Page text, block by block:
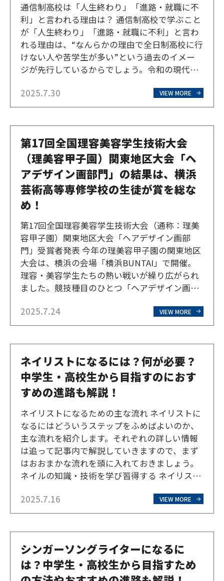
通信制高校は「人生終わり」「進路・就職に不
利」と言われる理由は？ 通信制高校で学ぶこと
が「人生終わり」「進路・就職に不利」と言わ
れる理由は、“なんらかの理由で全日制高校に行
けない人や苦学生が多い”という過去のイメー
ジが先行しているからでしょう。令和の現代で
大きく変わってきています。マイナスのイメー
ジを持つ理由はなぜなのか、また、実際はどう
2025.7.30 VIEW MORE
第17回全国理容美容学生技術大会
（理美容甲子園）関東地区大会「ヘ
アデザイン画部門」の結果は、横浜
芸術高等専修学校の生徒が賞を総な
め！
第17回全国理容美容学生技術大会（通称：理美
容甲子園）関東地区大会「ヘアデザイン画部
門」受賞者発表 今年の理美容甲子園の関東地区
大会は、横浜の会場「横浜BUNTAI」で開催。
理容・美容学生たちの熱い戦いが繰り広がられ
ました。競技種目のひとつ「ヘアデザイン画部
校（通称：横芸）ではこれまで美容師コースの
生徒が取り組んでいましたが、今年は美術コー
2025.7.24 VIEW MORE
ネイリストになるには？何が必要？
中学生・高校生から目指すのにおす
すめの進路も解説！
ネイリストになるための主な流れ ネイリストに
なるにはどういうステップをふめばよいのか、
主な流れを紹介します。それぞれの詳しい情報
は追って記事内で解説していきますので、まず
はおおまかな流れを頭に入れておきましょう。
ネイルの知識・技術を学び習得する ネイリスト
や技術を習得する必要があります。ネイルケ
ア、ネイルアート、衛生管理など、幅広い知識
2025.7.16 VIEW MORE
シンガーソングライターになるに
は？中学生・高校生から目指すため